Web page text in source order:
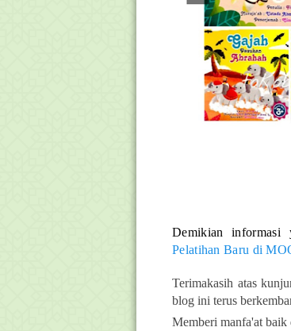
Demikian informasi
Pelatihan Baru di
Terimakasih atas
blog ini terus
Memberi manfa'at